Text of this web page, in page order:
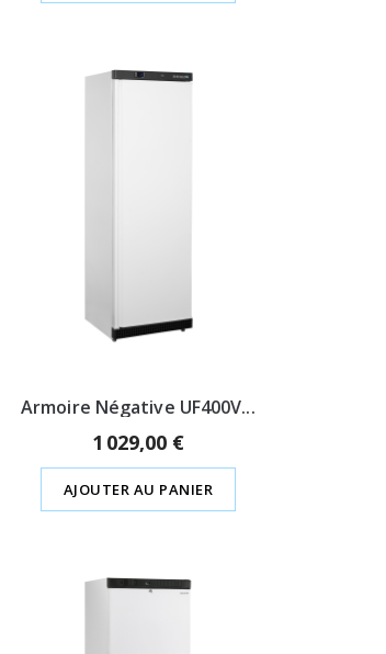
Armoire Négative UF400V...
1 029,00 €
AJOUTER AU PANIER